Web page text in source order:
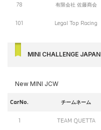
78 有限会社 佐藤商会
101 Legal Top Racing
MINI CHALLENGE JAPAN
New MINI JCW
CarNo. チームネーム
1 TEAM QUETTA